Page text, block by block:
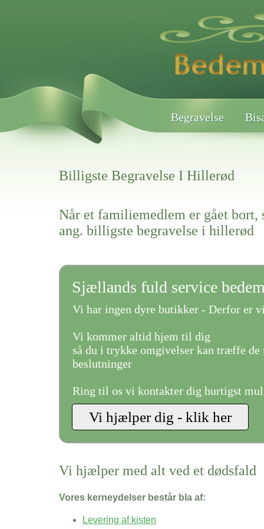
Begravelse
Billigste Begravelse I Hillerød
Når et familiemedlem er gået bort,
ang. billigste begravelse i hillerød
Sjællands fuld service
Vi har ingen dyre butikker - Derfor er
Vi kommer altid hjem til dig
så du i trykke omgivelser kan træffe de
beslutninger
Ring til os vi kontakter dig hurtigst
Vi hjælper med alt ved et dødsfald
Vores kerneydelser består bla af:
Levering af kisten